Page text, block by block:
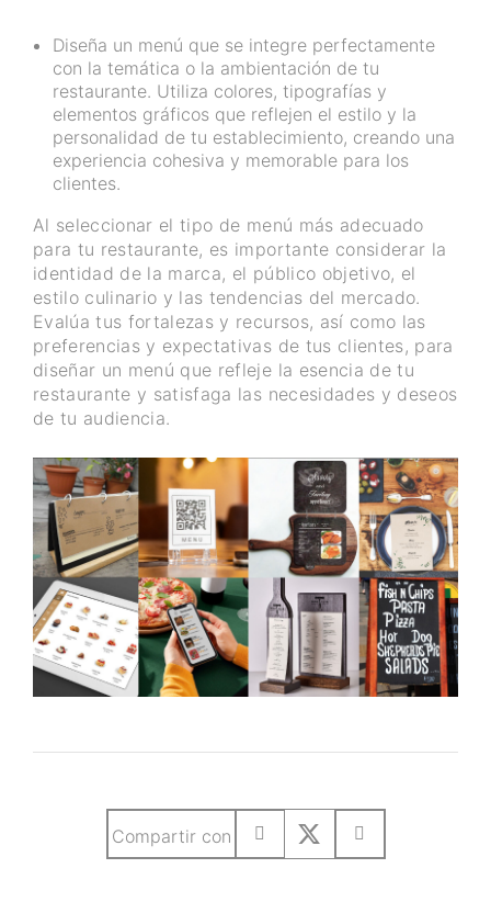
Diseña un menú que se integre perfectamente
con la temática o la ambientación de tu
restaurante. Utiliza colores, tipografías y
elementos gráficos que reflejen el estilo y la
personalidad de tu establecimiento, creando una
experiencia cohesiva y memorable para los
clientes.
Al seleccionar el tipo de menú más adecuado
para tu restaurante, es importante considerar la
identidad de la marca, el público objetivo, el
estilo culinario y las tendencias del mercado.
Evalúa tus fortalezas y recursos, así como las
preferencias y expectativas de tus clientes, para
diseñar un menú que refleje la esencia de tu
restaurante y satisfaga las necesidades y deseos
de tu audiencia.
Compartir con